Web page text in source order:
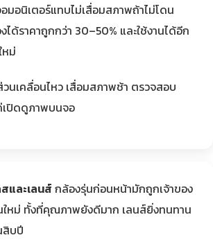
มอนิเตอร์แทบไม่เสื่อมสภาพถ้าไม่โดน
ด้ราคาถูกกว่า 30–50% และใช้งานได้อีก
หม่
นเคลื่อนไหว เสื่อมสภาพช้า ตรวจสอบ
ปิดดูภาพบนจอ
และเลนส์ กล้องรุ่นก่อนหน้ามักถูกเจ้าของ
ใหม่ ทั้งที่คุณภาพยังดีมาก เลนส์ยิ่งทนทาน
สิบปี